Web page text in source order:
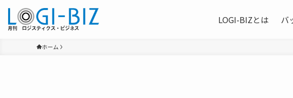
LOGI-BIZとは バ
ホーム